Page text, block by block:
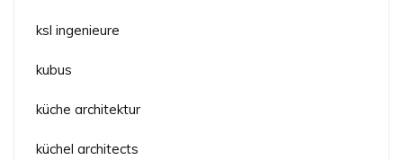
ksl ingenieure
kubus
küche architektur
küchel architects